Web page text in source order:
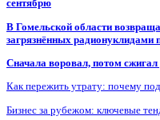
сентябрю
В Гомельской области
загрязнённых
Сначала воровал, потом
Как пережить утрату: почему
Бизнес за рубежом: ключевые